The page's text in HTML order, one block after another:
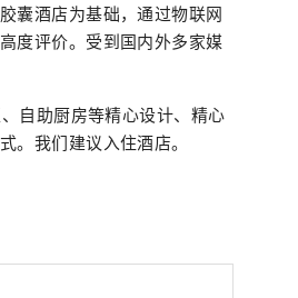
囊酒店为基础，通过物联网
度评价。受到国内外多家媒
自助厨房等精心设计、精心
。我们建议入住酒店。